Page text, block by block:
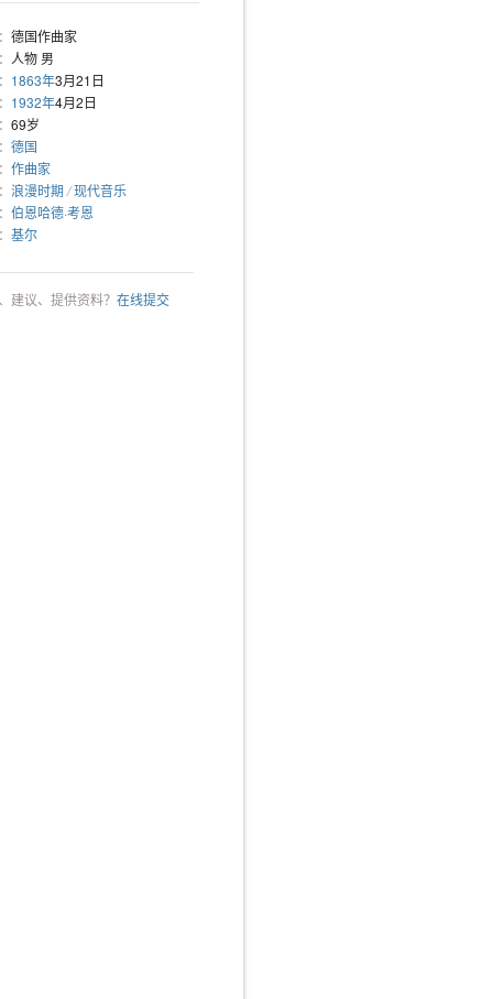
德国作曲家
人物 男
1863年3月21日
1932年4月2日
69岁
德国
作曲家
浪漫时期 /现代音乐
伯恩哈德·考恩
基尔
建议、提供资料？ 在线提交